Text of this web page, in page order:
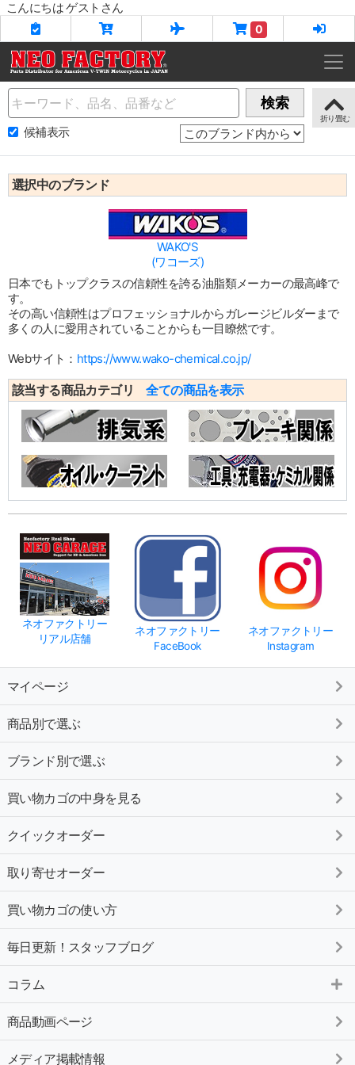
こんにちは ゲストさん
0
Name 検索
候補表示
選択中のブランド
WAKO'S
(ワコーズ)
日本でもトップクラスの信頼性を誇る油脂類メーカーの最高峰で
す。
その高い信頼性はプロフェッショナルからガレージビルダーまで
多くの人に愛用されていることからも一目瞭然です。
Webサイト： https://www.wako-chemical.co.jp/
該当する商品カテゴリ全ての商品を表示
ネオファクトリー
リアル店舗
ネオファクトリー
FaceBook
ネオファクトリー
Instagram
マイページ
商品別で選ぶ
ブランド別で選ぶ
買い物カゴの中身を見る
クイックオーダー
取り寄せオーダー
買い物カゴの使い方
毎日更新！スタッフブログ
コラム
商品動画ページ
メディア掲載情報